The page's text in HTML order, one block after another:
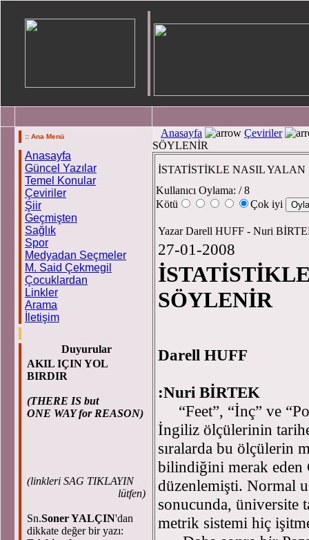
:: Ana Menü
Anasayfa
Güncel Yazılar
Temel Konular
Çeviriler
Şiir
Geçmişten
Sağlık
Spor
Medyadan Seçmeler
M. Said Çekmegil
Çocuklardan
Linkler
Arama
İletişim
Duyurular
AKIL IÇIN YOL
BIRDIR
(THERE IS but
ONE WAY for REASON)
(linkleri SAG TIKLAYIN
lütfen)
Sn.Soner YALÇIN'dan
dikkate değer bir yazı:
Anasayfa
Çeviriler
SÖYLENİR
İSTATİSTİKLE NASIL YALAN
Kullanıcı Oylama: / 8
Kötü
Çok iyi
Yazar Darell HUFF - Nuri
27-01-2008
SÖYLENİR
Darell HUFF
:Nuri BİRTEK
“Feet”, “İnç” ve
İngiliz ölçülerinin tarihe
sıralarda bu ölçülerin
bilindiğini merak eden
düzenlemişti. Normal
sonucunda, üniversite
metrik sistemi hiç